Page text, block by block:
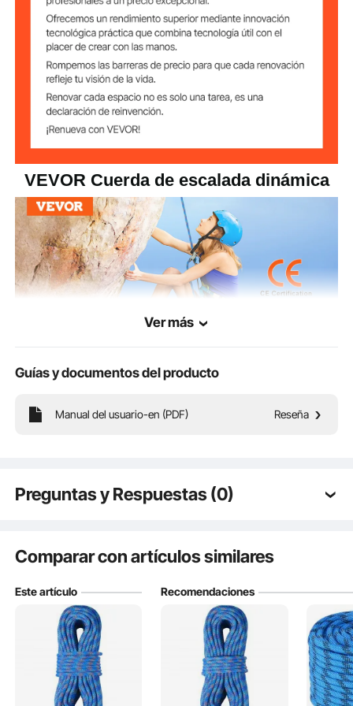
Peso 4,2 libras / 9,26 kg
VEVOR Cuerda de escalada dinámica
Con una alta tensión de rotura de 25 kN, nuestra cuerda dinámica es su
compañera de escalada más confiable, con seguridad y confiabilidad
Ver más
Guías y documentos del producto
Manual del usuario-en (PDF) Reseña
Preguntas y Respuestas (0)
¿Es duradero el producto? ...
Haz la primera pregunta
Comparar con artículos similares
Este artículo Recomendaciones